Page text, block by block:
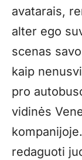
avatarais,
alter ego
scenas
kaip
pro
vidinės
redaguoti